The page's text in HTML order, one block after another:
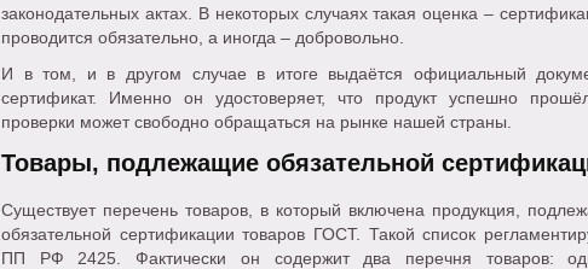
законодательных актах. В некоторых случаях такая оценка –
проводится обязательно, а иногда – добровольно.
И в том, и в другом случае в итоге выдаётся официальный
сертификат. Именно он удостоверяет, что продукт успешно
проверки может свободно обращаться на рынке нашей страны.
Товары, подлежащие обязательной
Существует перечень товаров, в который включена продукция,
обязательной сертификации товаров ГОСТ. Такой список
ПП РФ 2425. Фактически он содержит два перечня товаров: